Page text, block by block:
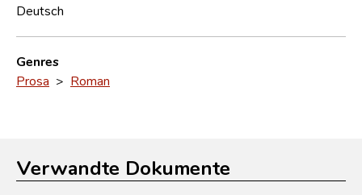
Deutsch
Genres
Prosa > Roman
Verwandte Dokumente